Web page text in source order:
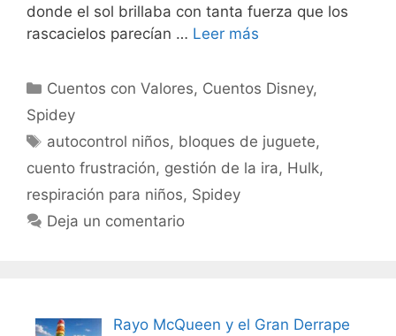
donde el sol brillaba con tanta fuerza que los
rascacielos parecían … Leer más
Categorías
Cuentos con Valores, Cuentos Disney,
Spidey
Etiquetas
autocontrol niños, bloques de juguete,
cuento frustración, gestión de la ira, Hulk,
respiración para niños, Spidey
Deja un comentario
Rayo McQueen y el Gran Derrape